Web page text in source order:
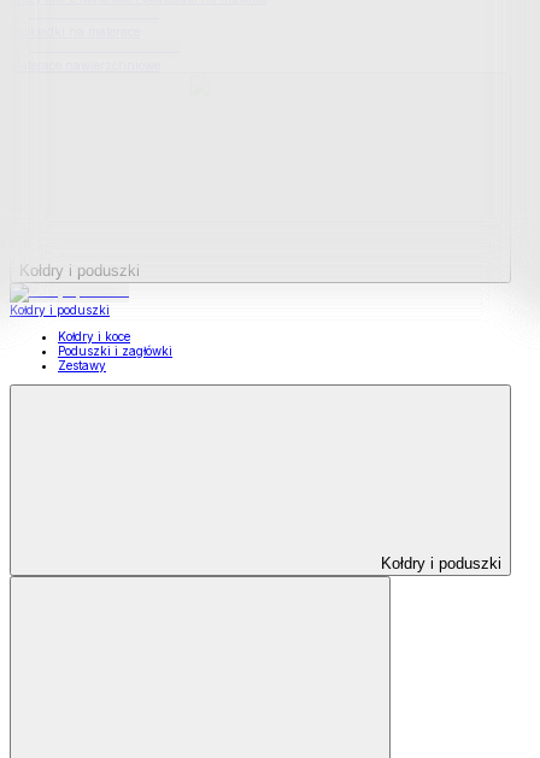
Kołdry i poduszki
Kołdry i poduszki
Kołdry i koce
Poduszki i zagłówki
Zestawy
Kołdry i poduszki